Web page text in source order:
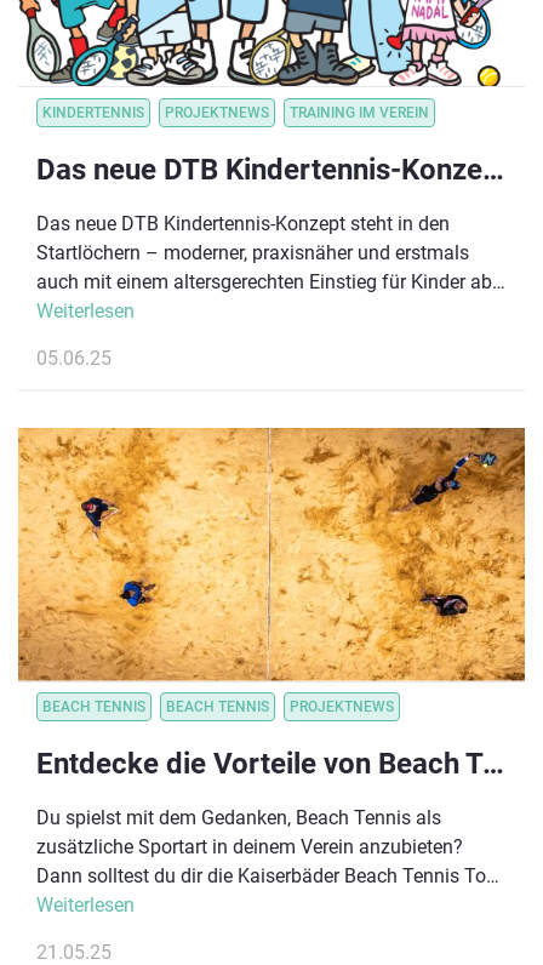
KINDERTENNIS PROJEKTNEWS TRAINING IM VEREIN
Das neue DTB Kindertennis-Konzept – jetzt kennenlernen!
Das neue DTB Kindertennis-Konzept steht in den
Startlöchern – moderner, praxisnäher und erstmals
auch mit einem altersgerechten Einstieg für Kinder ab
3 Jahren in der neuen Stufe Blau – der Ball- &
Weiterlesen
05.06.25
BEACH TENNIS BEACH TENNIS PROJEKTNEWS
Entdecke die Vorteile von Beach Tennis für deinen Tennisverein!
Du spielst mit dem Gedanken, Beach Tennis als
zusätzliche Sportart in deinem Verein anzubieten?
Dann solltest du dir die Kaiserbäder Beach Tennis Tour
2025 auf Usedom nicht entgehen lassen! Vom 22. bis
Weiterlesen
21.05.25